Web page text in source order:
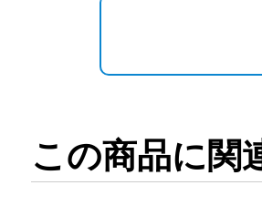
この商品に関